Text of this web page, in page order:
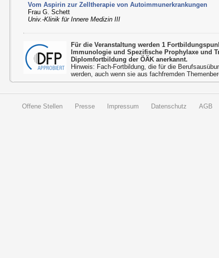
Vom Aspirin zur Zelltherapie von Autoimmunerkrankungen
Frau G. Schett
Univ.-Klinik für Innere Medizin III
Für die Veranstaltung werden 1
Immunologie und Spezifische Prophylaxe und
Diplomfortbildung der ÖÄK anerkannt.
Hinweis: Fach-Fortbildung, die für die
werden, auch wenn sie aus fachfremden
Offene Stellen Presse Impressum Datenschutz AGB